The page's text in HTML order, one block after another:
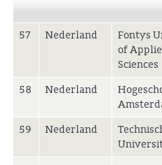
57 Nederland
Fontys
of
Sciences
58 Nederland
59 Nederland